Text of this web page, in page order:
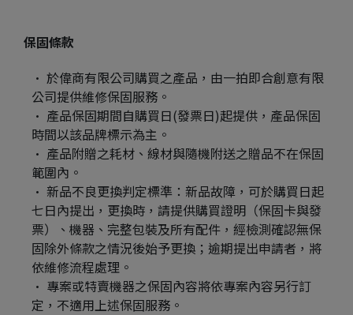
保固條款
於偉商有限公司購買之產品，由一拍即合創意有限
公司提供維修保固服務。
產品保固期間自購買日(發票日)起提供，產品保固
時間以該品牌標示為主。
產品附贈之耗材、線材與隨機附送之贈品不在保固
範圍內。
新品不良更換判定標準：新品故障，可於購買日起
七日內提出，更換時，請提供購買證明（保固卡與發
票）、機器、完整包裝及所有配件，經檢測確認無保
固除外條款之情況後始予更換；逾期提出申請者，將
依維修流程處理。
專案或特賣機器之保固內容將依專案內容另行訂
定，不適用上述保固服務。